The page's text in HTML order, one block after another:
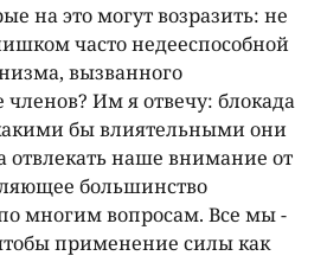
на это могут возразить: не
часто недееспособной
вызванного
членов? Им я отвечу: блокада
бы влиятельными они
наше внимание от
большинство
многим вопросам. Все мы -
применение силы как